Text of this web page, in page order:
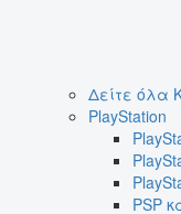
Δείτε όλα
PlayStation
PSP